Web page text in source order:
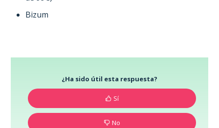
Bizum
¿Ha sido útil esta respuesta?
Sí
No